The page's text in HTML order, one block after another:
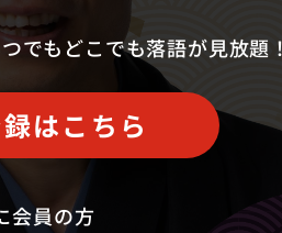
でもどこでも落語が見放題！
はこちら
会員の方